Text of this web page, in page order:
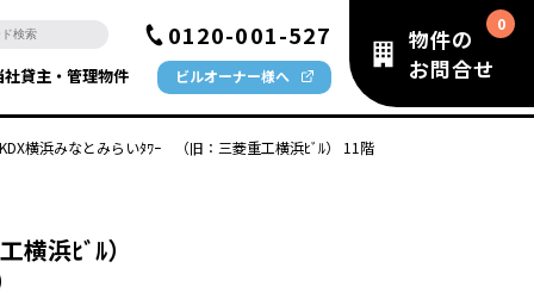
0120-001-527
社貸主・管理物件 ビルオーナー様へ
物件の
お問合せ
KDX横浜みなとみらいﾀﾜｰ （旧：三菱重工横浜ﾋﾞﾙ） 11階
浜ﾋﾞﾙ）